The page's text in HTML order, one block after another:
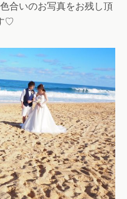
合いのお写真をお残し頂
♡